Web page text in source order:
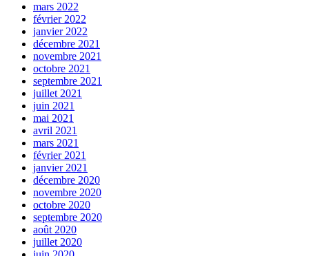
mars 2022
février 2022
janvier 2022
décembre 2021
novembre 2021
octobre 2021
septembre 2021
juillet 2021
juin 2021
mai 2021
avril 2021
mars 2021
février 2021
janvier 2021
décembre 2020
novembre 2020
octobre 2020
septembre 2020
août 2020
juillet 2020